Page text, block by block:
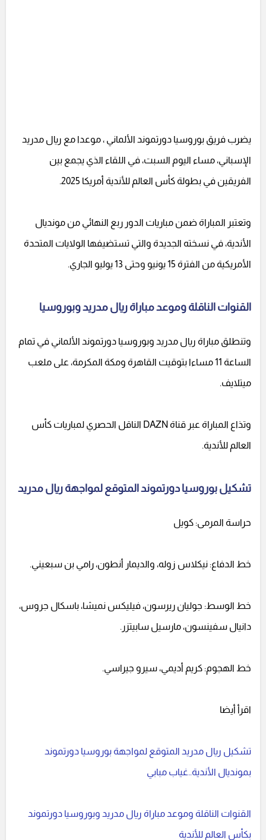
يضرب فريق بوروسيا دورتموند الألماني ، موعدا مع ريال مدريد
الإسباني، مساء اليوم السبت، في اللقاء الذي يجمع بين
الفريقين في بطولة كأس العالم للأندية أمريكا 2025.
وتعتبر المباراة ضمن مباريات الدور ربع النهائي من مونديال
الأندية، في نسخته الجديدة والتي تستضيفها الولايات المتحدة
الأمريكية من الفترة 15 يونيو وحتى 13 يوليو الجاري.
القنوات الناقلة وموعد مباراة ريال مدريد وبوروسيا
وتنطلق مباراة ريال مدريد وبوروسيا دورتموند الألماني في تمام
الساعة 11 مساءا بتوقيت القاهرة ومكة المكرمة، على ملعب
ميتلايف.
وتذاع المباراة عبر قناة DAZN الناقل الحصري لمباريات كأس
العالم للأندية.
تشكيل بوروسيا دورتموند المتوقع لمواجهة ريال مدريد
حراسة المرمى: كويل
خط الدفاع: نيكلاس زوله، والديمار أنطون، رامي بن سبعيني.
خط الوسط: جوليان ريرسون، فيليكس نميشا، باسكال جروس،
دانيال سفينسون، مارسيل سابيتزر.
خط الهجوم: كريم أديمي، سيرو جيراسي.
اقرأ أيضا
تشكيل ريال مدريد المتوقع لمواجهة بوروسيا دورتموند
بمونديال الأندية..غياب مبابي
القنوات الناقلة وموعد مباراة ريال مدريد وبوروسيا دورتموند
بكأس العالم للأندية